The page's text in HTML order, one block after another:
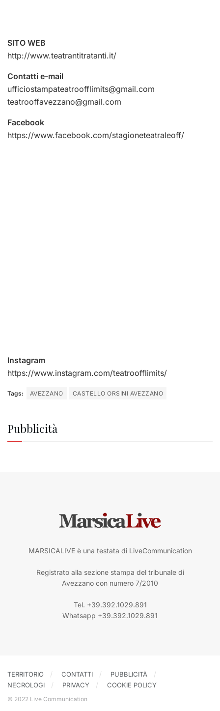
SITO WEB
http://www.teatrantitratanti.it/
Contatti e-mail
ufficiostampateatroofflimits@gmail.com
teatrooffavezzano@gmail.com
Facebook
https://www.facebook.com/stagioneteatraleoff/
Instagram
https://www.instagram.com/teatroofflimits/
Tags: AVEZZANO CASTELLO ORSINI AVEZZANO
Pubblicità
MARSICALIVE è una testata di LiveCommunication
Registrato alla sezione stampa del tribunale di
Avezzano con numero 7/2010
Tel. +39.392.1029.891
Whatsapp +39.392.1029.891
TERRITORIO CONTATTI
PUBBLICITÀ
NECROLOGI
PRIVACY COOKIE POLICY
© 2022 Live Communication